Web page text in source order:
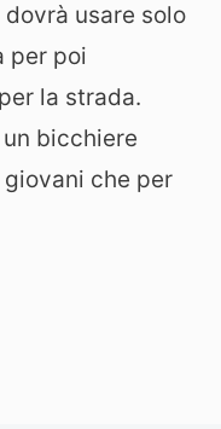
usare solo
per poi
la strada.
bicchiere
che per